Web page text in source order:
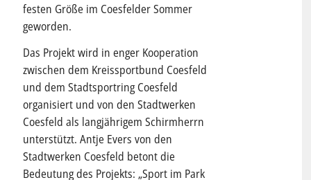
festen Größe im Coesfelder Sommer
geworden.
Das Projekt wird in enger Kooperation
zwischen dem Kreissportbund Coesfeld
und dem Stadtsportring Coesfeld
organisiert und von den Stadtwerken
Coesfeld als langjährigem Schirmherrn
unterstützt. Antje Evers von den
Stadtwerken Coesfeld betont die
Bedeutung des Projekts: „Sport im Park